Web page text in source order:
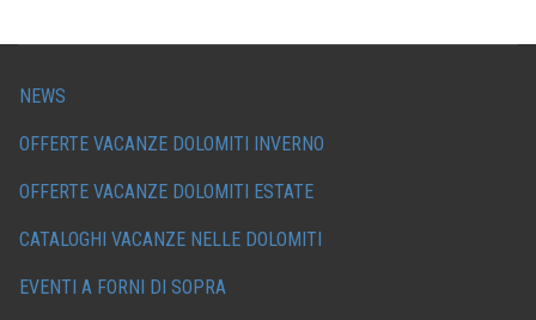
NEWS
OFFERTE VACANZE DOLOMITI INVERNO
OFFERTE VACANZE DOLOMITI ESTATE
CATALOGHI VACANZE NELLE DOLOMITI
EVENTI A FORNI DI SOPRA